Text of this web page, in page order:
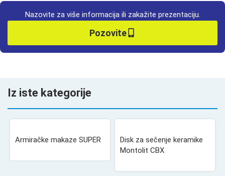
Nazovite za više informacija ili zakažite prezentaciju.
Pozovite
Iz iste kategorije
Armiračke makaze SUPER
Disk za sečenje keramike
Montolit CBX